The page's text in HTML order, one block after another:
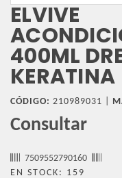
ELVIVE
400ML
KERATINA
CÓDIGO: 210989031 |
Consultar
7509552790160
EN STOCK: 159